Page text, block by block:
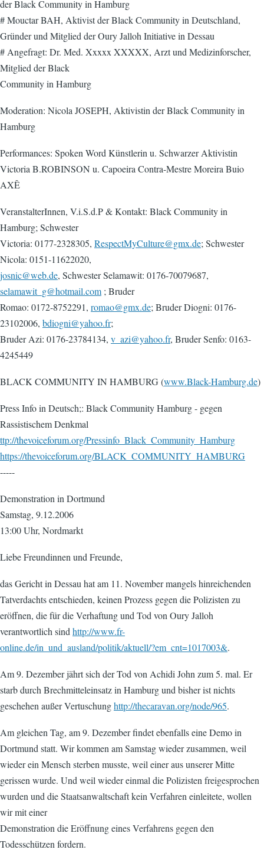
der Black Community in Hamburg
# Mouctar BAH, Aktivist der Black Community in Deutschland,
Gründer und Mitglied der Oury Jalloh Initiative in Dessau
# Angefragt: Dr. Med. Xxxxx XXXXX, Arzt und Medizinforscher,
Mitglied der Black
Community in Hamburg
Moderation: Nicola JOSEPH, Aktivistin der Black Community in
Hamburg
Performances: Spoken Word Künstlerin u. Schwarzer Aktivistin
Victoria B.ROBINSON u. Capoeira Contra-Mestre Moreira Buio
AXÊ
VeranstalterInnen, V.i.S.d.P & Kontakt: Black Community in
Hamburg; Schwester
Victoria: 0177-2328305, RespectMyCulture@gmx.de; Schwester
Nicola: 0151-11622020,
josnic@web.de, Schwester Selamawit: 0176-70079687,
selamawit_g@hotmail.com ; Bruder
Romao: 0172-8752291, romao@gmx.de; Bruder Diogni: 0176-
23102006, bdiogni@yahoo.fr;
Bruder Azi: 0176-23784134, v_azi@yahoo.fr, Bruder Senfo: 0163-
4245449
BLACK COMMUNITY IN HAMBURG (www.Black-Hamburg.de)
Press Info in Deutsch;: Black Community Hamburg - gegen
Rassistischem Denkmal
ttp://thevoiceforum.org/Pressinfo_Black_Community_Hamburg
https://thevoiceforum.org/BLACK_COMMUNITY_HAMBURG
-----
Demonstration in Dortmund
Samstag, 9.12.2006
13:00 Uhr, Nordmarkt
Liebe Freundinnen und Freunde,
das Gericht in Dessau hat am 11. November mangels hinreichenden
Tatverdachts entschieden, keinen Prozess gegen die Polizisten zu
eröffnen, die für die Verhaftung und Tod von Oury Jalloh
verantwortlich sind http://www.fr-
online.de/in_und_ausland/politik/aktuell/?em_cnt=1017003&.
Am 9. Dezember jährt sich der Tod von Achidi John zum 5. mal. Er
starb durch Brechmitteleinsatz in Hamburg und bisher ist nichts
geschehen außer Vertuschunghttp://thecaravan.org/node/965.
Am gleichen Tag, am 9. Dezember findet ebenfalls eine Demo in
Dortmund statt. Wir kommen am Samstag wieder zusammen, weil
wieder ein Mensch sterben musste, weil einer aus unserer Mitte
gerissen wurde. Und weil wieder einmal die Polizisten freigesprochen
wurden und die Staatsanwaltschaft kein Verfahren einleitete, wollen
wir mit einer
Demonstration die Eröffnung eines Verfahrens gegen den
Todesschützen fordern.